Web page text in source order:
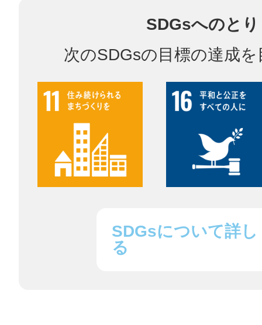
SDGsへのと
次のSDGsの目標の達成
SDGsについて詳し
る
八尾
鎌倉
相模原